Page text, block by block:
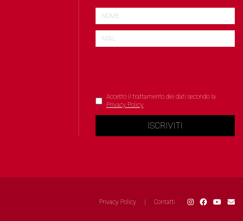
Accetto il trattamento dei dati secondo la
Privacy Policy
ISCRIVITI
Privacy Policy Contatti